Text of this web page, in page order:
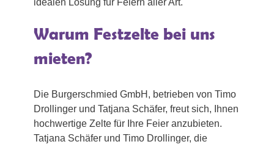
idealen Lösung für Feiern aller Art.
Warum Festzelte bei uns
mieten?
Die Burgerschmied GmbH, betrieben von Timo
Drollinger und Tatjana Schäfer, freut sich, Ihnen
hochwertige Zelte für Ihre Feier anzubieten.
Tatjana Schäfer und Timo Drollinger, die